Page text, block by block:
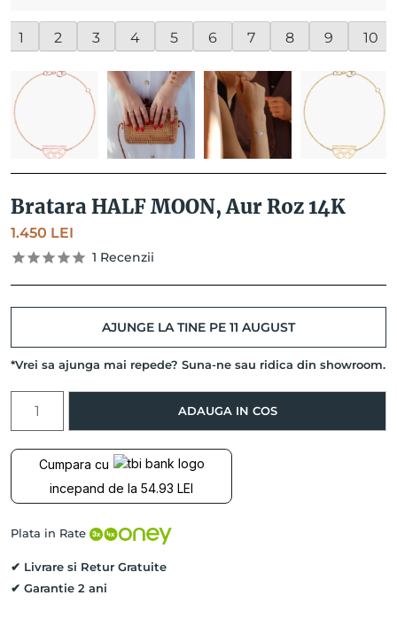
1 2 3 4 5 6 7 8 9 10
Bratara HALF MOON, Aur Roz 14K
1.450 LEI
1 Recenzii
AJUNGE LA TINE PE 11 AUGUST
*Vrei sa ajunga mai repede? Suna-ne sau ridica din showroom.
Bratara
HALF
MOON,
ADAUGA IN COS
Cumpara cu
incepand de la 54.93 LEI
Plata in Rate
✔ Livrare si Retur Gratuite
✔ Garantie 2 ani